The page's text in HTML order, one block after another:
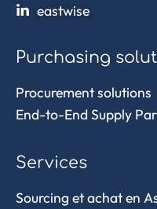
eastwise
Purchasing
Procurement solutions
End-to-End Supply
Services
Sourcing et achat en